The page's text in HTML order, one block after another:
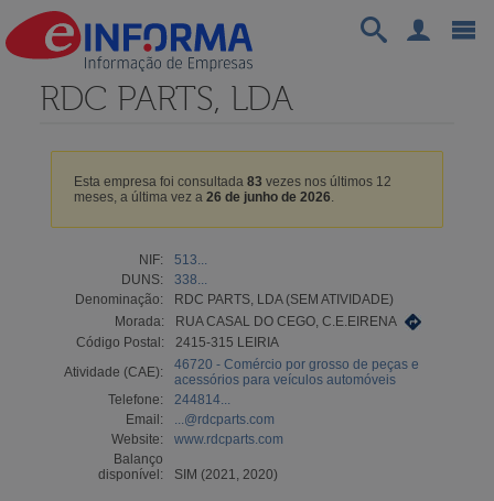
RDC PARTS, LDA
Esta empresa foi consultada 83 vezes nos últimos 12
meses, a última vez a 26 de junho de 2026.
NIF:
513...
DUNS:
338...
Denominação:
RDC PARTS, LDA (SEM ATIVIDADE)
Morada:
RUA CASAL DO CEGO, C.E.EIRENA
Código Postal:
2415-315 LEIRIA
Atividade (CAE):
46720 - Comércio por grosso de peças e
acessórios para veículos automóveis
Telefone:
244814...
Email:
...@rdcparts.com
Website:
www.rdcparts.com
Balanço
disponível:
SIM (2021, 2020)